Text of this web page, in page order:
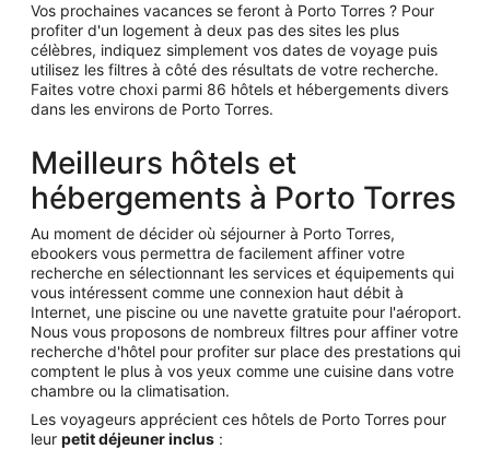
Vos prochaines vacances se feront à Porto Torres ? Pour
profiter d'un logement à deux pas des sites les plus
célèbres, indiquez simplement vos dates de voyage puis
utilisez les filtres à côté des résultats de votre recherche.
Faites votre choxi parmi 86 hôtels et hébergements divers
dans les environs de Porto Torres.
Meilleurs hôtels et
hébergements à Porto Torres
Au moment de décider où séjourner à Porto Torres,
ebookers vous permettra de facilement affiner votre
recherche en sélectionnant les services et équipements qui
vous intéressent comme une connexion haut débit à
Internet, une piscine ou une navette gratuite pour l'aéroport.
Nous vous proposons de nombreux filtres pour affiner votre
recherche d'hôtel pour profiter sur place des prestations qui
comptent le plus à vos yeux comme une cuisine dans votre
chambre ou la climatisation.
Les voyageurs apprécient ces hôtels de Porto Torres pour
leur petit déjeuner inclus :